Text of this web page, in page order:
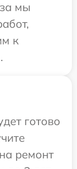
мы
к
готово
ремонт